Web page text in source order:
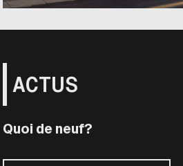
ACTUS
Quoi de neuf?